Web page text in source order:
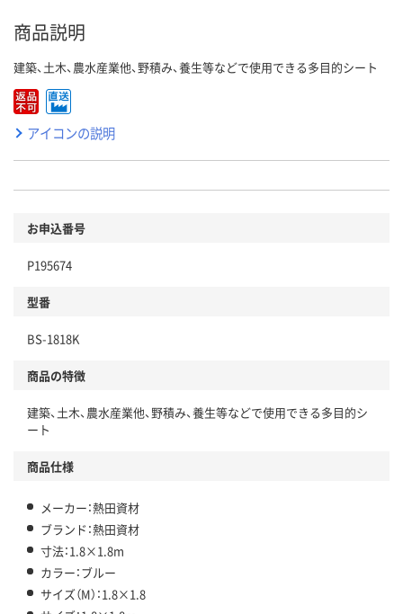
商品説明
建築、土木、農水産業他、野積み、養生等などで使用できる多目的シート
アイコンの説明
お申込番号
P195674
型番
BS-1818K
商品の特徴
建築、土木、農水産業他、野積み、養生等などで使用できる多目的シ
ート
商品仕様
メーカー：熱田資材
ブランド：熱田資材
寸法：1.8×1.8m
カラー：ブルー
サイズ（M）：1.8×1.8